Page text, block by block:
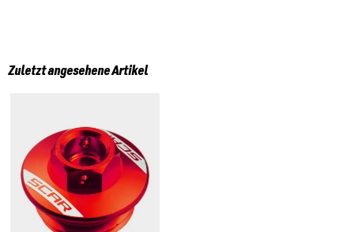
Zuletzt angesehene Artikel